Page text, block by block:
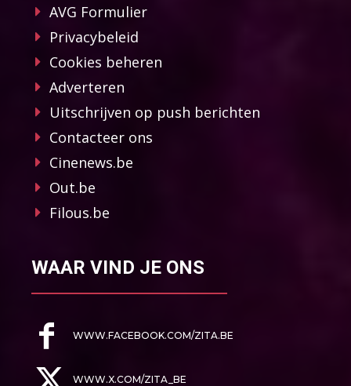
AVG Formulier
Privacybeleid
Cookies beheren
Adverteren
Uitschrijven op push berichten
Contacteer ons
Cinenews.be
Out.be
Filous.be
WAAR VIND JE ONS
WWW.FACEBOOK.COM/ZITA.BE
WWW.X.COM/ZITA_BE